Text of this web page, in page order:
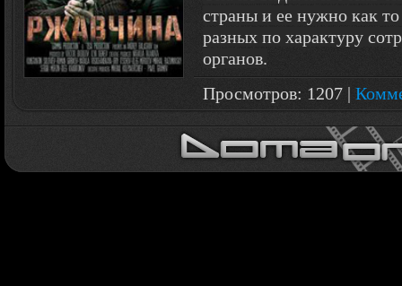
страны и ее нужно как
разных по характуру
органов.
Просмотров: 1207 |